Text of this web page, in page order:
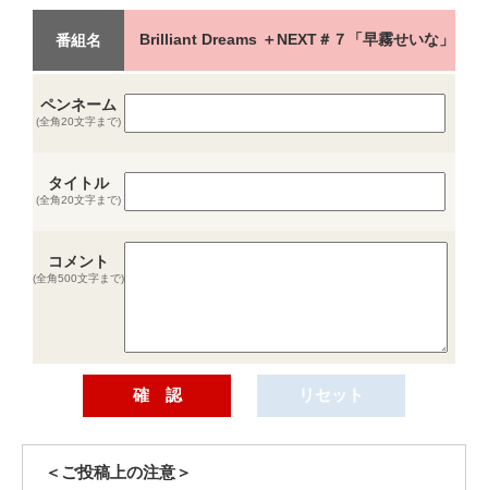
番組名 Brilliant Dreams ＋NEXT＃７「早霧せいな」
ペンネーム
(全角20文字まで)
タイトル
(全角20文字まで)
コメント
(全角500文字まで)
＜ご投稿上の注意＞